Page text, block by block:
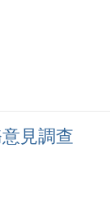
見調查